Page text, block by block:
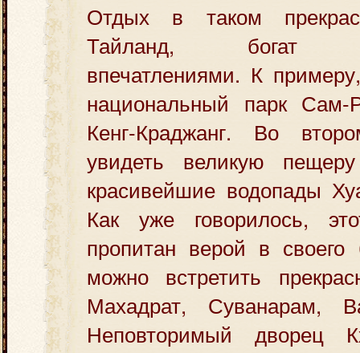
Отдых в таком
Тайланд, богат
впечатлениями. К
национальный парк Сам-
Кенг-Краджанг. Во
увидеть великую
красивейшие водопады
Как уже говорилось,
пропитан верой в
можно встретить
Махадрат, Суванарам,
Неповторимый дворец